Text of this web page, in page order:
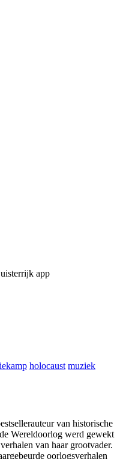
app
holocaust muziek
van historische
Wereldoorlog werd gewekt
van haar grootvader.
oorlogsverhalen